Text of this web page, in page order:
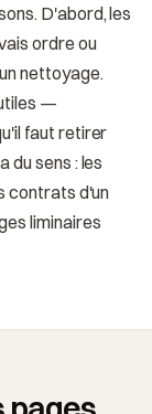
D'abord, les
ordre ou
nettoyage.
—
faut retirer
du sens : les
contrats d'un
liminaires